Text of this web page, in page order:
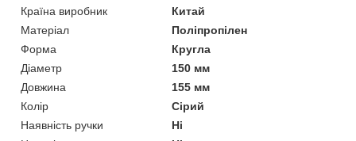
Країна виробник
Китай
Матеріал
Поліпропілен
Форма
Кругла
Діаметр
150 мм
Довжина
155 мм
Колір
Сірий
Наявність ручки
Ні